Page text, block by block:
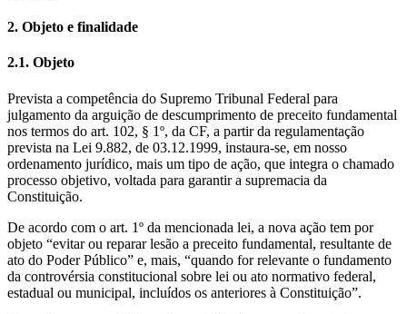
2. Objeto e finalidade
2.1. Objeto
Prevista a competência do Supremo Tribunal Federal para
julgamento da arguição de descumprimento de preceito fundamental
nos termos do art. 102, § 1º, da CF, a partir da regulamentação
prevista na Lei 9.882, de 03.12.1999, instaura-se, em nosso
ordenamento jurídico, mais um tipo de ação, que integra o chamado
processo objetivo, voltada para garantir a supremacia da
Constituição.
De acordo com o art. 1º da mencionada lei, a nova ação tem por
objeto “evitar ou reparar lesão a preceito fundamental, resultante de
ato do Poder Público” e, mais, “quando for relevante o fundamento
da controvérsia constitucional sobre lei ou ato normativo federal,
estadual ou municipal, incluídos os anteriores à Constituição”.